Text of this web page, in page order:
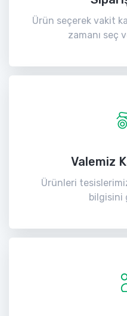
Ürün seçerek vakit
zamanı seç
Valemiz
Ürünleri
bilgisini